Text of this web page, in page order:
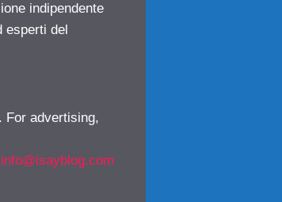
indipendente
esperti del
For advertising,
info@isayblog.com